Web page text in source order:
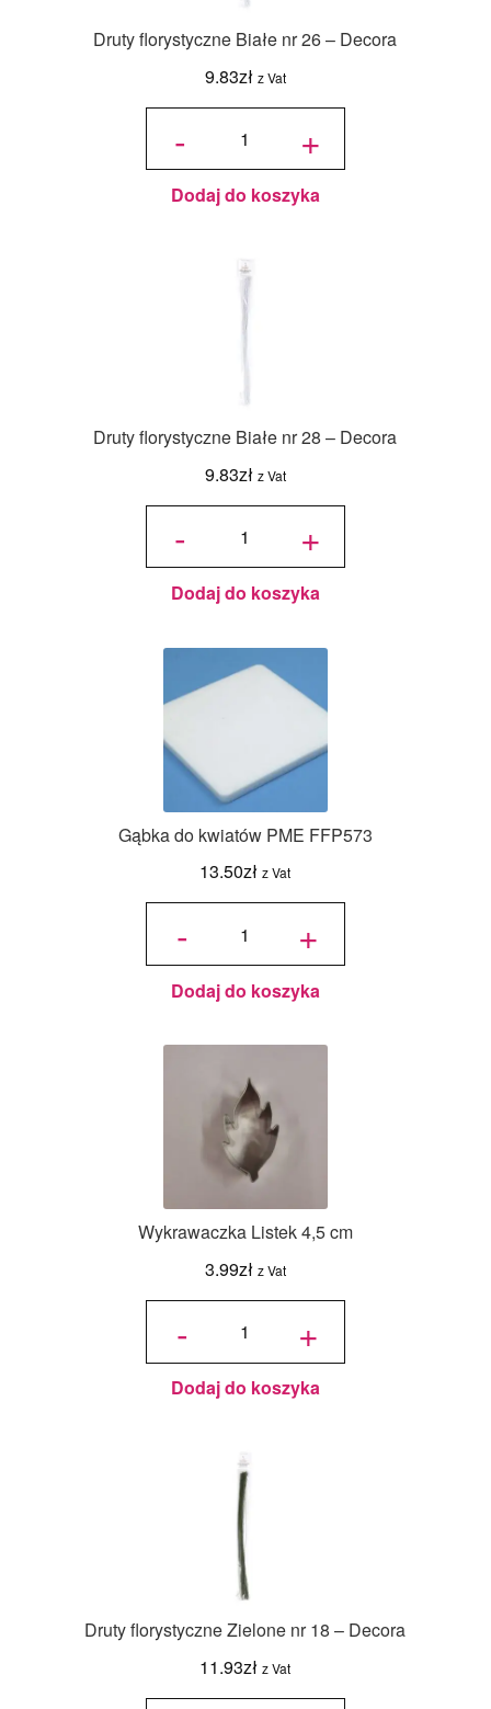
Druty florystyczne Białe nr 26 – Decora
9.83zł z Vat
-
ilość Druty
- Decora +
Dodaj do koszyka
Druty florystyczne Białe nr 28 – Decora
9.83zł z Vat
-
ilość Druty
- Decora +
Dodaj do koszyka
Gąbka do kwiatów PME FFP573
13.50zł z Vat
-
ilość
kwiatów
PME
FFP573 +
Dodaj do koszyka
Wykrawaczka Listek 4,5 cm
3.99zł z Vat
-
ilość
Listek 4,5 cm +
Dodaj do koszyka
Druty florystyczne Zielone nr 18 – Decora
11.93zł z Vat
ilość Druty